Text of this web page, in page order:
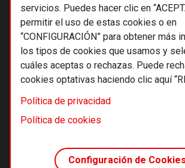
servicios. Puedes hacer clic en
permitir el uso de estas cookies o en
“CONFIGURACIÓN” para obtener más
los tipos de cookies que usamos y
cuáles aceptas o rechazas. Puede
cookies optativas haciendo clic aquí
Política de privacidad
Política de cookies
Configuración de Cookies
© 2026 Alternativas económicas
Footer
Términos y condiciones de
Política de cookies